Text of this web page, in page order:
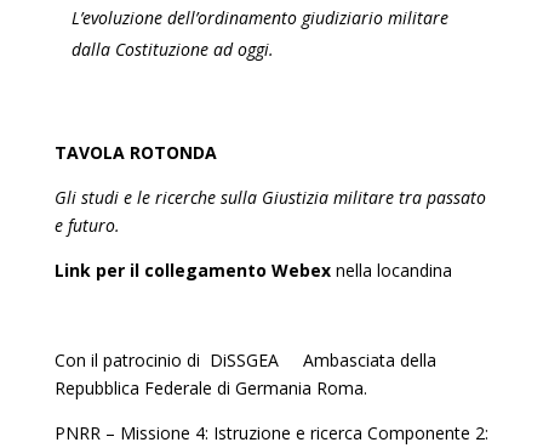
L’evoluzione dell’ordinamento giudiziario militare
dalla Costituzione ad oggi.
TAVOLA ROTONDA
Gli studi e le ricerche sulla Giustizia militare tra passato
e futuro.
Link per il collegamento Webex nella locandina
Con il patrocinio di DiSSGEA Ambasciata della
Repubblica Federale di Germania Roma.
PNRR – Missione 4: Istruzione e ricerca Componente 2: